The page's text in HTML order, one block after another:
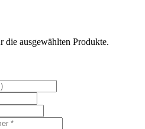
die ausgewählten Produkte.